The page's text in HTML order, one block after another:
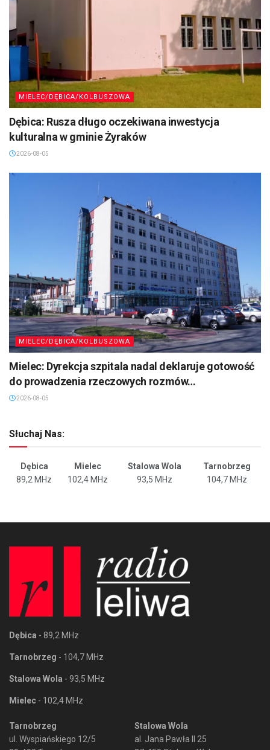
MIELEC/DĘBICA/KOLBUSZOWA
Dębica: Rusza długo oczekiwana inwestycja
kulturalna w gminie Żyraków
2026-08-05
MIELEC/DĘBICA/KOLBUSZOWA
Mielec: Dyrekcja szpitala nadal deklaruje gotowość
do prowadzenia rzeczowych rozmów…
2026-08-05
Słuchaj Nas:
Dębica Mielec Stalowa Wola
Tarnobrzeg
89,2 MHz
102,4 MHz 93,5 MHz 104,7 MHz
Dębica - 89,2 MHz
Tarnobrzeg - 104,7 MHz
Stalowa Wola - 93,5 MHz
Mielec - 102,4 MHz
Tarnobrzeg
ul. Wyspiańskiego 12/5
Stalowa Wola
al. Jana Pawła II 25